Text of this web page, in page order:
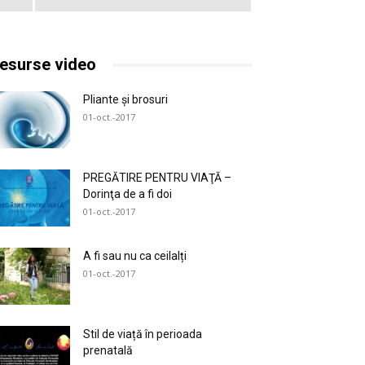
video
Pliante și brosuri
01-oct.-2017
PREGĂTIRE PENTRU VIAŢĂ –
Dorinţa de a fi doi
01-oct.-2017
A fi sau nu ca ceilalți
01-oct.-2017
Stil de viață în perioada
prenatală